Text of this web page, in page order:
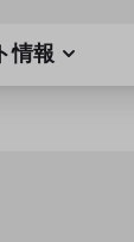
情報